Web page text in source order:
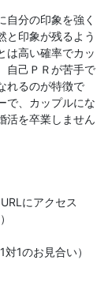
自分の印象を強く
と印象が残るよう
は高い確率でカッ
自己ＰＲが苦手で
れるのが特徴で
で、カップルにな
活を卒業しません
にアクセス
1のお見合い）